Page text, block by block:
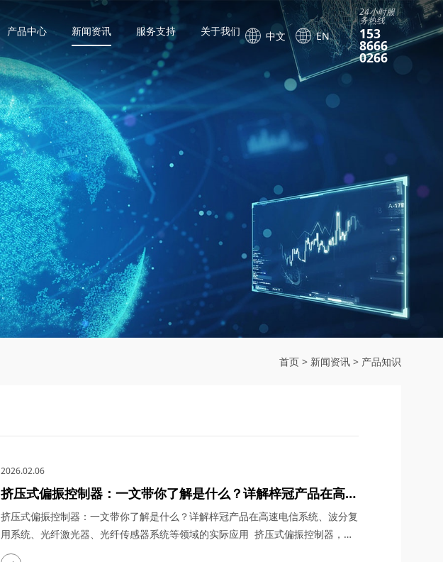
产品中心 新闻资讯 服务支持 关于我们 中文 EN
24小时服
务热线
153
8666
0266
首页> 新闻资讯> 产品知识
2026.02.06
挤压式偏振控制器：一文带你了解是什么？详解梓冠产品在高速
电信系统、波分复用系统、光纤激光器、光纤传感器系统等领域
的实际应用
挤压式偏振控制器：一文带你了解是什么？详解梓冠产品在高速电信系统、波分复
用系统、光纤激光器、光纤传感器系统等领域的实际应用 挤压式偏振控制器，在
5G/6G通信、量子计算与激光雷达等前沿领域，凭借全光纤结构、微秒级响应与邦